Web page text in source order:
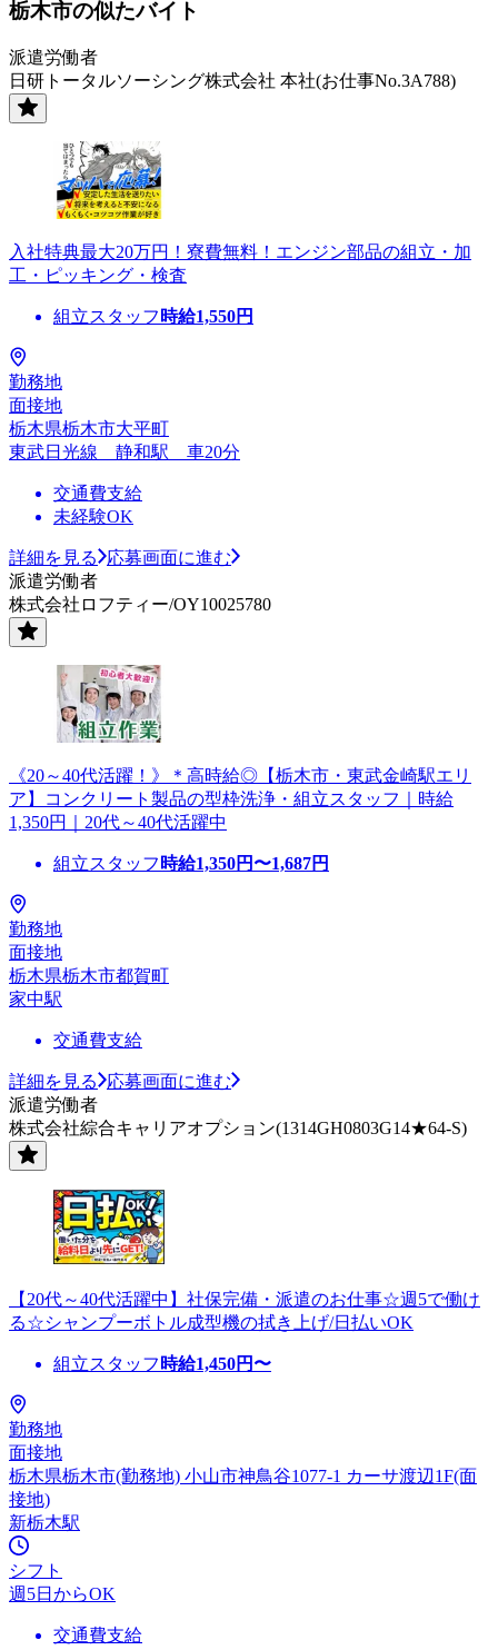
栃木市の似たバイト
派遣労働者
日研トータルソーシング株式会社 本社(お仕事No.3A788)
入社特典最大20万円！寮費無料！エンジン部品の組立・加
工・ピッキング・検査
組立スタッフ 時給1,550円
勤務地
面接地
栃木県栃木市大平町
東武日光線 静和駅 車20分
交通費支給
未経験OK
詳細を見る
応募画面に進む
派遣労働者
株式会社ロフティー/OY10025780
《20～40代活躍！》＊高時給◎【栃木市・東武金崎駅エリ
ア】コンクリート製品の型枠洗浄・組立スタッフ｜時給
1,350円｜20代～40代活躍中
組立スタッフ 時給1,350円〜1,687円
勤務地
面接地
栃木県栃木市都賀町
家中駅
交通費支給
詳細を見る
応募画面に進む
派遣労働者
株式会社綜合キャリアオプション(1314GH0803G14★64-S)
【20代～40代活躍中】社保完備・派遣のお仕事☆週5で働け
る☆シャンプーボトル成型機の拭き上げ/日払いOK
組立スタッフ 時給1,450円〜
勤務地
面接地
栃木県栃木市(勤務地) 小山市神鳥谷1077-1 カーサ渡辺1F(面
接地)
新栃木駅
シフト
週5日からOK
交通費支給